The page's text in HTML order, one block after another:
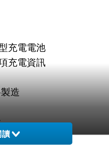
充電電池
充電資訊
造
讀